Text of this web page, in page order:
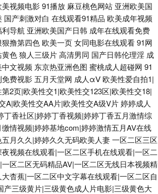
美视频电影91播放 麻豆桃色网站 亚洲欧美国
国产刺激对白 在线观看91精品 欧美成年视频
导航 亚洲欧美国产日韩 成年在线观看免费
狠撸第四色 欧美一页女同电影在线观看91网
黄色狼人三级片高清男同 国产日韩伦理淫 成
文视频 东京热亚洲色图 蜜桃成人超碰网 91
费视影 五月天堂网 成人αⅤ 欧美性爱自拍1|
2页|欧美性交1|欧美性交123区|欧美性交18|
A|欧美性交AA片|欧美性交A级V片婷婷成人
丁香社区|婷婷丁香视频|婷婷丁香五月激情综
情视频|婷婷基地com|婷婷激情五月AV在线
月久久|婷婷久久无码欧美人妻一区二区三区
视频在线观看|一区二区手机在线观看|一区二
区二区无码精品AV|一区二区无线日本视频精
杳蕉|一区二区中文字幕在线观看|一区二区自
产三级黄片|三级黄色成人片电影|三级黄色大